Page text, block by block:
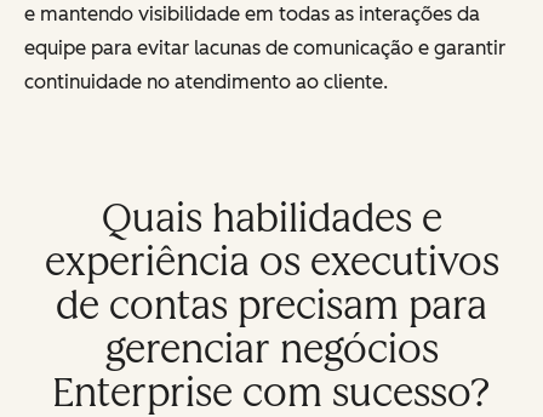
e mantendo visibilidade em todas as interações da
equipe para evitar lacunas de comunicação e garantir
continuidade no atendimento ao cliente.
Quais habilidades e
experiência os executivos
de contas precisam para
gerenciar negócios
Enterprise com sucesso?